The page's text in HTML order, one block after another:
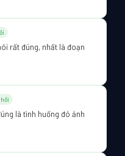
rất đúng, nhất là đoạn
là tình huống đó ảnh